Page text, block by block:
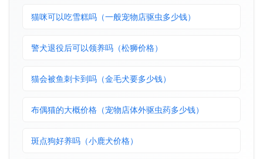
猫咪可以吃雪糕吗（一般宠物店驱虫多少钱）
警犬退役后可以领养吗（松狮价格）
猫会被鱼刺卡到吗（金毛犬要多少钱）
布偶猫的大概价格（宠物店体外驱虫药多少钱）
斑点狗好养吗（小鹿犬价格）